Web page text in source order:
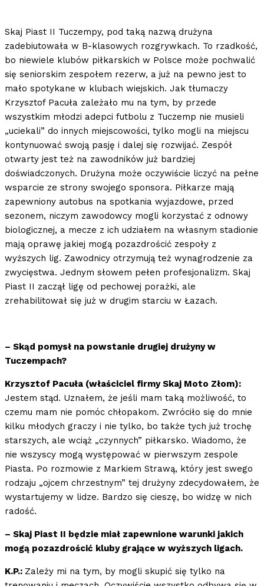
Skaj Piast II Tuczempy, pod taką nazwą drużyna
zadebiutowała w B-klasowych rozgrywkach. To rzadkość,
bo niewiele klubów piłkarskich w Polsce może pochwalić
się seniorskim zespołem rezerw, a już na pewno jest to
mało spotykane w klubach wiejskich. Jak tłumaczy
Krzysztof Pacuła zależało mu na tym, by przede
wszystkim młodzi adepci futbolu z Tuczemp nie musieli
„uciekali” do innych miejscowości, tylko mogli na miejscu
kontynuować swoją pasję i dalej się rozwijać. Zespół
otwarty jest też na zawodników już bardziej
doświadczonych. Drużyna może oczywiście liczyć na pełne
wsparcie ze strony swojego sponsora. Piłkarze mają
zapewniony autobus na spotkania wyjazdowe, przed
sezonem, niczym zawodowcy mogli korzystać z odnowy
biologicznej, a mecze z ich udziałem na własnym stadionie
mają oprawę jakiej mogą pozazdrościć zespoły z
wyższych lig. Zawodnicy otrzymują też wynagrodzenie za
zwycięstwa. Jednym słowem pełen profesjonalizm. Skaj
Piast II zaczął ligę od pechowej porażki, ale
zrehabilitował się już w drugim starciu w Łazach.
– Skąd pomysł na powstanie drugiej drużyny w
Tuczempach?
Krzysztof Pacuła (właściciel firmy Skaj Moto Złom):
Jestem stąd. Uznałem, że jeśli mam taką możliwość, to
czemu mam nie pomóc chłopakom. Zwróciło się do mnie
kilku młodych graczy i nie tylko, bo także tych już trochę
starszych, ale wciąż „czynnych” piłkarsko. Wiadomo, że
nie wszyscy mogą występować w pierwszym zespole
Piasta. Po rozmowie z Markiem Strawą, który jest swego
rodzaju „ojcem chrzestnym” tej drużyny zdecydowałem, że
wystartujemy w lidze. Bardzo się cieszę, bo widzę w nich
radość.
– Skaj Piast II będzie miał zapewnione warunki jakich
mogą pozazdrościć kluby grające w wyższych ligach.
K.P.: Zależy mi na tym, by mogli skupić się tylko na